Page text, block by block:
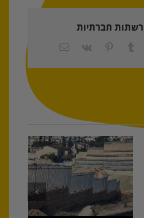
חברתיות
Tumblr
Pinterest
כתובת
אלקטרוני